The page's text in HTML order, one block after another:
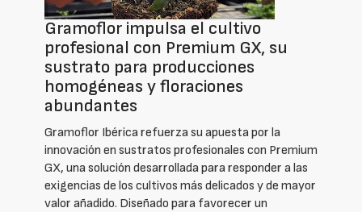
Gramoflor impulsa el cultivo
profesional con Premium GX, su
sustrato para producciones
homogéneas y floraciones
abundantes
Gramoflor Ibérica refuerza su apuesta por la
innovación en sustratos profesionales con Premium
GX, una solución desarrollada para responder a las
exigencias de los cultivos más delicados y de mayor
valor añadido. Diseñado para favorecer un